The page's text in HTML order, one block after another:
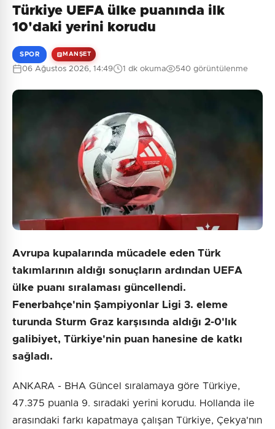
Türkiye UEFA ülke puanında ilk
10'daki yerini korudu
SPOR MANŞET
06 Ağustos 2026, 14:49 1 dk okuma 540 görüntülenme
Avrupa kupalarında mücadele eden Türk
takımlarının aldığı sonuçların ardından UEFA
ülke puanı sıralaması güncellendi.
Fenerbahçe'nin Şampiyonlar Ligi 3. eleme
turunda Sturm Graz karşısında aldığı 2-0'lık
galibiyet, Türkiye'nin puan hanesine de katkı
sağladı.
ANKARA - BHA Güncel sıralamaya göre Türkiye,
47.375 puanla 9. sıradaki yerini korudu. Hollanda ile
arasındaki farkı kapatmaya çalışan Türkiye, Çekya'nın